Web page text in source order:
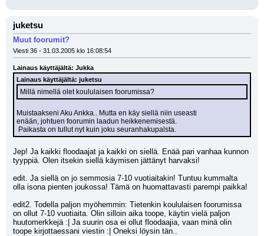
juketsu
Muut foorumit?
Viesti 36 - 31.03.2005 klo 16:08:54
Lainaus käyttäjältä: Jukka
Lainaus käyttäjältä: juketsu
Millä nimellä olet koululaisen foorumissa?
Muistaakseni Aku Ankka.. Mutta en käy siellä niin useasti
enään, johtuen foorumin laadun heikkenemisestä.
Paikasta on tullut nyt kuin joku seuranhakupalsta.
Jep! Ja kaikki floodaajat ja kaikki on siellä. Enää pari vanhaa kunnon
tyyppiä. Olen itsekin siellä käymisen jättänyt harvaksi!
edit. Ja siellä on jo semmosia 7-10 vuotiaitakin! Tuntuu kummalta
olla isona pienten joukossa! Tämä on huomattavasti parempi paikka!
edit2. Todella paljon myöhemmin: Tietenkin koululaisen foorumissa
on ollut 7-10 vuotiaita. Olin silloin aika toope, käytin vielä paljon
huutomerkkejä :| Ja suurin osa ei ollut floodaajia, vaan minä olin
toope kirjottaessani viestin :| Oneksi löysin tän..